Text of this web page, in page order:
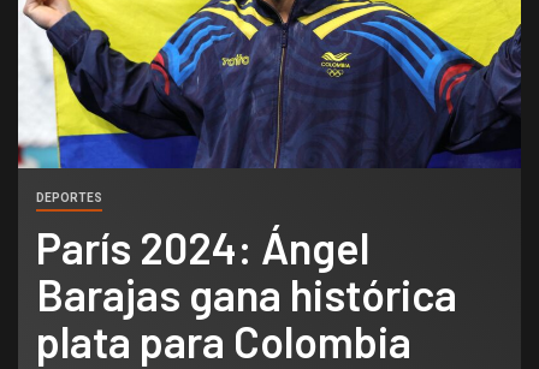
DEPORTES
París 2024: Ángel
Barajas gana histórica
plata para Colombia